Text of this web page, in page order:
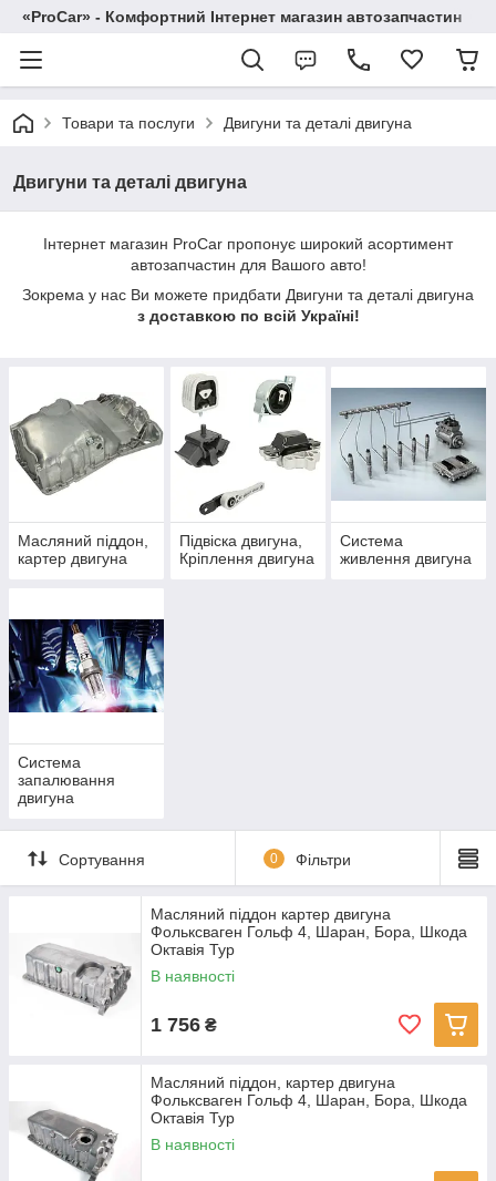
«ProCar» - Комфортний Інтернет магазин автозапчастин
Товари та послуги Двигуни та деталі двигуна
Двигуни та деталі двигуна
Інтернет магазин ProCar пропонує широкий асортимент
автозапчастин для Вашого авто!
Зокрема у нас Ви можете придбати Двигуни та деталі двигуна
з доставкою по всій Україні!
Масляний піддон,
картер двигуна
Підвіска двигуна,
Кріплення двигуна
Система
живлення двигуна
Система
запалювання
двигуна
Сортування 0 Фільтри
Масляний піддон картер двигуна
Фольксваген Гольф 4, Шаран, Бора, Шкода
Октавія Тур
В наявності
1 756 ₴
Масляний піддон, картер двигуна
Фольксваген Гольф 4, Шаран, Бора, Шкода
Октавія Тур
В наявності